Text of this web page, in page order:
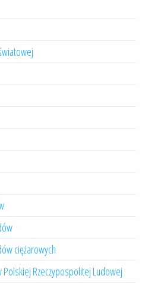
ciężarowych
Polskiej Rzeczypospolitej Ludowej